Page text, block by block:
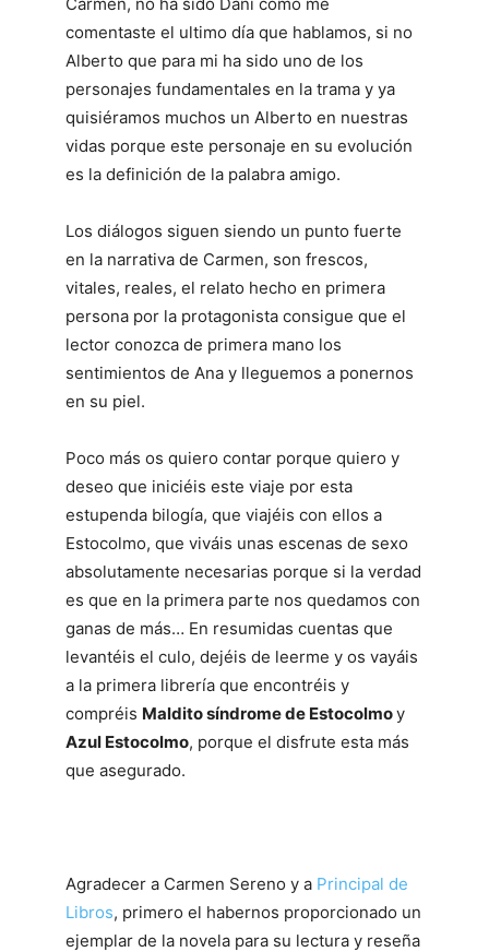
comentaste el ultimo día que hablamos, si no
Alberto que para mi ha sido uno de los
personajes fundamentales en la trama y ya
quisiéramos muchos un Alberto en nuestras
vidas porque este personaje en su evolución
es la definición de la palabra amigo.
Los diálogos siguen siendo un punto fuerte
en la narrativa de Carmen, son frescos,
vitales, reales, el relato hecho en primera
persona por la protagonista consigue que el
lector conozca de primera mano los
sentimientos de Ana y lleguemos a ponernos
en su piel.
Poco más os quiero contar porque quiero y
deseo que iniciéis este viaje por esta
estupenda bilogía, que viajéis con ellos a
Estocolmo, que viváis unas escenas de sexo
absolutamente necesarias porque si la verdad
es que en la primera parte nos quedamos con
ganas de más… En resumidas cuentas que
levantéis el culo, dejéis de leerme y os vayáis
a la primera librería que encontréis y
compréis Maldito síndrome de Estocolmoy
Azul Estocolmo, porque el disfrute esta más
que asegurado.
Agradecer a Carmen Sereno y a Principal de
Libros, primero el habernos proporcionado un
ejemplar de la novela para su lectura y reseña